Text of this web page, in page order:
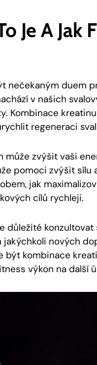
Je A Jak
nečekaným duem
v našich
Kombinace
regeneraci
může zvýšit vaši
pomoci zvýšit sílu
jak
cílů rychleji.
důležité
nových
být kombinace
výkon na další